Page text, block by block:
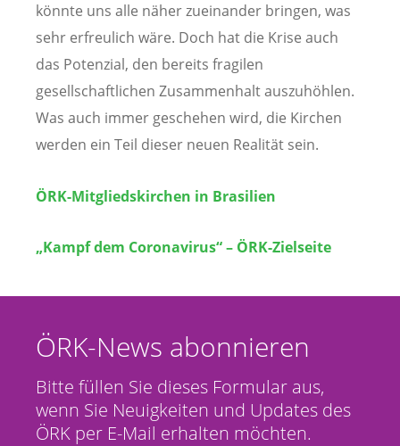
könnte uns alle näher zueinander bringen, was
sehr erfreulich wäre. Doch hat die Krise auch
das Potenzial, den bereits fragilen
gesellschaftlichen Zusammenhalt auszuhöhlen.
Was auch immer geschehen wird, die Kirchen
werden ein Teil dieser neuen Realität sein.
ÖRK-Mitgliedskirchen in Brasilien
„Kampf dem Coronavirus“ – ÖRK-Zielseite
ÖRK-News abonnieren
Bitte füllen Sie dieses Formular aus,
wenn Sie Neuigkeiten und Updates des
ÖRK per E-Mail erhalten möchten.